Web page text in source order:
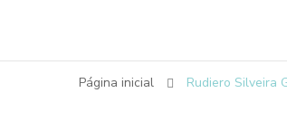
Página inicial Rudiero Silveira